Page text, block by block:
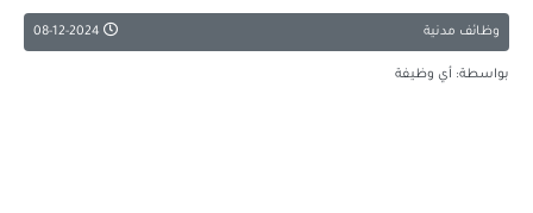
وظائف مدنية
بواسطة: أي وظيفة